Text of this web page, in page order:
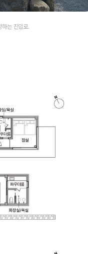
하는 진입로.